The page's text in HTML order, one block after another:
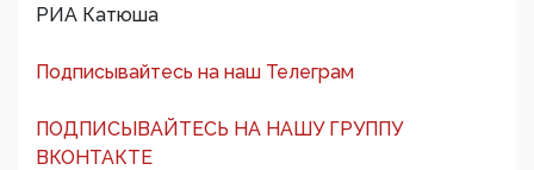
РИА Катюша
Подписывайтесь на наш Телеграм
ПОДПИСЫВАЙТЕСЬ НА НАШУ ГРУППУ
ВКОНТАКТЕ